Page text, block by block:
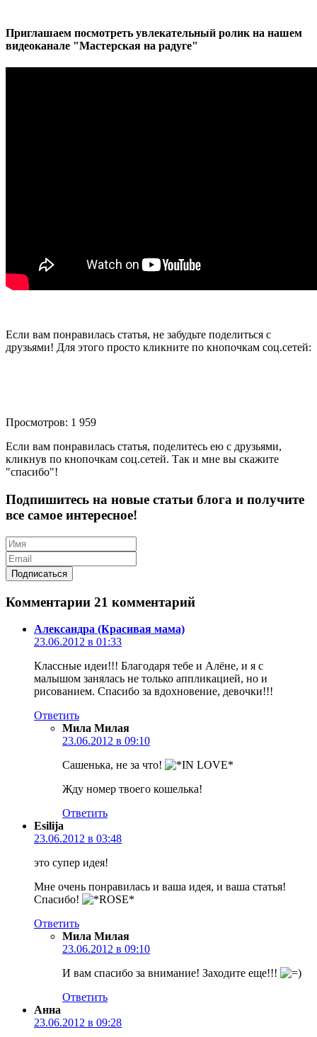
Приглашаем посмотреть увлекательный ролик на нашем
видеоканале "Мастерская на радуге"
Если вам понравилась статья, не забудьте поделиться с
друзьями! Для этого просто кликните по кнопочкам соц.сетей:
Просмотров: 1 959
Если вам понравилась статья, поделитесь ею с друзьями,
кликнув по кнопочкам соц.сетей. Так и мне вы скажите
"спасибо"!
Подпишитесь на новые статьи блога и получите
все самое интересное!
Комментарии 21 комментарий
Александра (Красивая мама)
23.06.2012 в 01:33
Классные идеи!!! Благодаря тебе и Алёне, и я с
малышом занялась не только аппликацией, но и
рисованием. Спасибо за вдохновение, девочки!!!
Ответить
Мила Милая
23.06.2012 в 09:10
Сашенька, не за что!
Жду номер твоего кошелька!
Ответить
Esilija
23.06.2012 в 03:48
это супер идея!
Мне очень понравилась и ваша идея, и ваша статья!
Спасибо!
Ответить
Мила Милая
23.06.2012 в 09:10
И вам спасибо за внимание! Заходите еще!!!
Ответить
Анна
23.06.2012 в 09:28